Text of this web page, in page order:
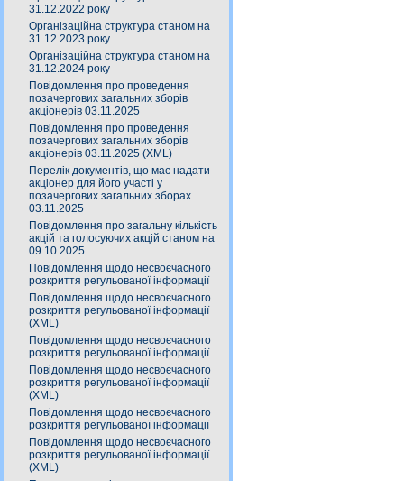
31.12.2022 року
Організаційна структура станом на
31.12.2023 року
Організаційна структура станом на
31.12.2024 року
Повідомлення про проведення
позачергових загальних зборів
акціонерів 03.11.2025
Повідомлення про проведення
позачергових загальних зборів
акціонерів 03.11.2025 (XML)
Перелік документів, що має надати
акціонер для його участі у
позачергових загальних зборах
03.11.2025
Повідомлення про загальну кількість
акцій та голосуючих акцій станом на
09.10.2025
Повідомлення щодо несвоєчасного
розкриття регульованої інформації
Повідомлення щодо несвоєчасного
розкриття регульованої інформації
(XML)
Повідомлення щодо несвоєчасного
розкриття регульованої інформації
Повідомлення щодо несвоєчасного
розкриття регульованої інформації
(XML)
Повідомлення щодо несвоєчасного
розкриття регульованої інформації
Повідомлення щодо несвоєчасного
розкриття регульованої інформації
(XML)